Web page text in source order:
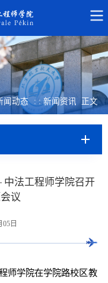
闻动态 : : 新闻资讯 正文
法工程师学院召开
议
05日
师学院在学院路校区教